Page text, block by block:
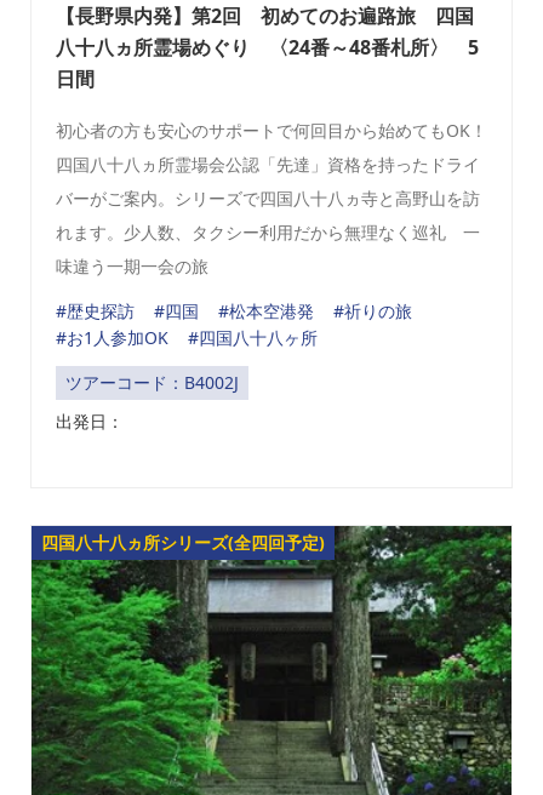
【長野県内発】第2回 初めてのお遍路旅 四国
八十八ヵ所霊場めぐり 〈24番～48番札所〉 5
日間
初心者の方も安心のサポートで何回目から始めてもOK！
四国八十八ヵ所霊場会公認「先達」資格を持ったドライ
バーがご案内。シリーズで四国八十八ヵ寺と高野山を訪
れます。少人数、タクシー利用だから無理なく巡礼 一
味違う一期一会の旅
#歴史探訪
#四国 #松本空港発
#祈りの旅
#お1人参加OK
#四国八十八ヶ所
ツアーコード：B4002J
出発日：
四国八十八ヵ所シリーズ(全四回予定)